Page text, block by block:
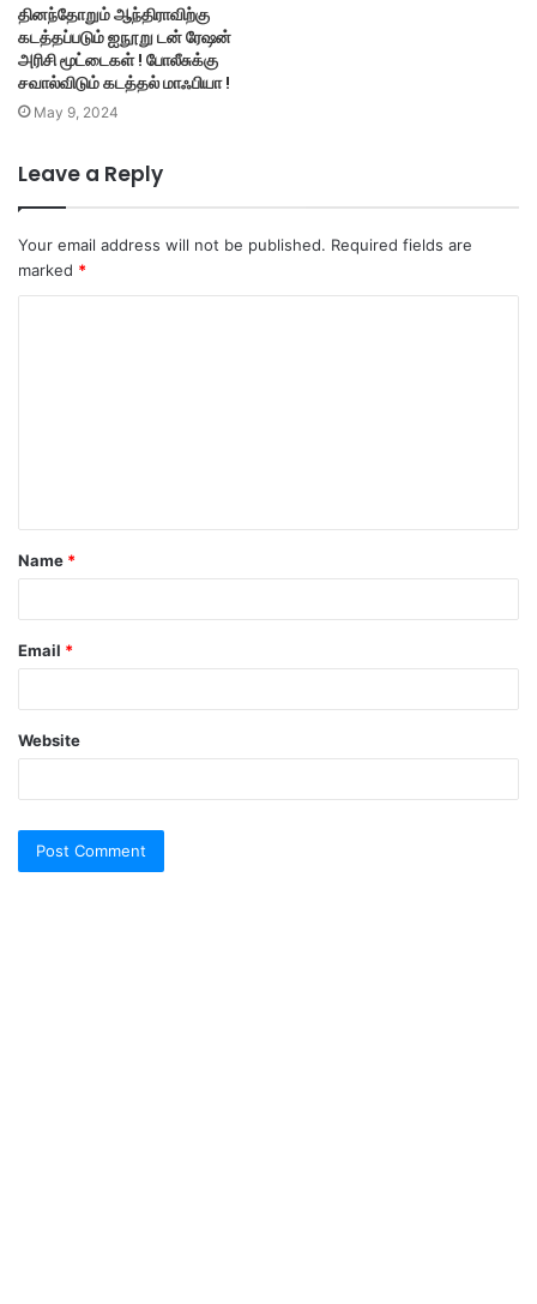
தினந்தோறும் ஆந்திராவிற்கு
கடத்தப்படும் ஐநூறு டன் ரேஷன்
அரிசி மூட்டைகள் ! போலீசுக்கு
சவால்விடும் கடத்தல் மாஃபியா !
May 9, 2024
Leave a Reply
Your email address will not be published. Required fields are
marked *
t
*
Name *
Email *
Website